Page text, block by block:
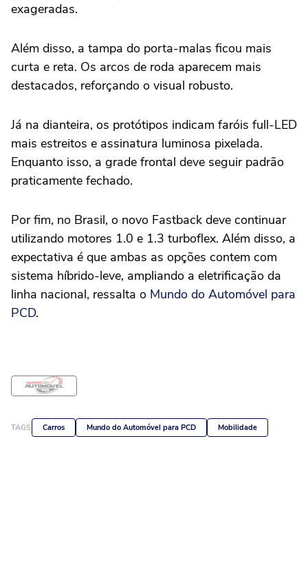
exageradas.
Além disso, a tampa do porta-malas ficou mais
curta e reta. Os arcos de roda aparecem mais
destacados, reforçando o visual robusto.
Já na dianteira, os protótipos indicam faróis full-LED
mais estreitos e assinatura luminosa pixelada.
Enquanto isso, a grade frontal deve seguir padrão
praticamente fechado.
Por fim, no Brasil, o novo Fastback deve continuar
utilizando motores 1.0 e 1.3 turboflex. Além disso, a
expectativa é que ambas as opções contem com
sistema híbrido-leve, ampliando a eletrificação da
linha nacional, ressalta o Mundo do Automóvel para
PCD.
TAGS Carros Mundo do Automóvel para PCD Mobilidade